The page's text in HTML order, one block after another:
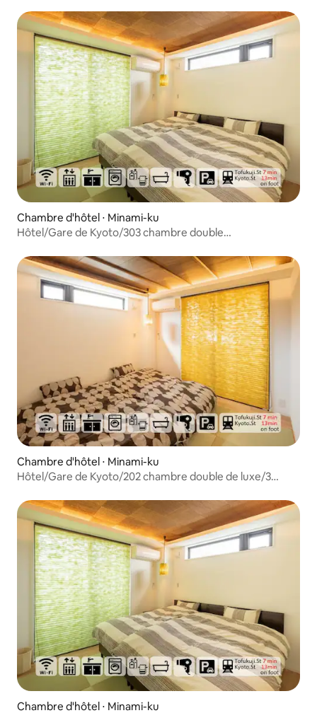
Chambre d'hôtel ⋅ Minami-ku
Hôtel/Gare de Kyoto/303 chambre double
Chambre d'hôtel ⋅ Minami-ku
Hôtel/Gare de Kyoto/202 chambre double de luxe/3
Chambre d'hôtel ⋅ Minami-ku